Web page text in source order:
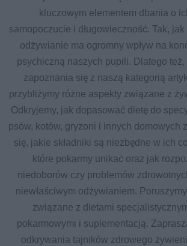
kluczowym elementem dbania o
samopoczucie i długowieczność. Tak,
odżywianie ma ogromny wpływ na
psychiczną naszych pupili. Dlatego
zapoznania się z naszą kategorią
przybliżymy różne aspekty związane z
Odkryjemy, jak dopasować dietę do
psów, kotów, gryzoni i innych domowych
się, jakie składniki są niezbędne w ich
które pokarmy unikać oraz jak
niedoborów czy problemów
niewłaściwym odżywianiem.
związane z dietami
pokarmowymi i suplementacją.
odkrywania tajników zdrowego